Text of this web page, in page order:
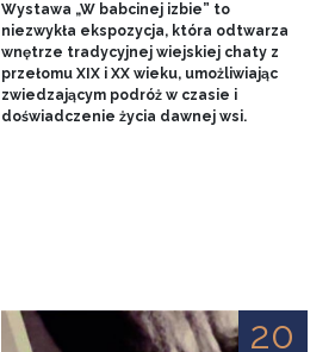
Wystawa „W babcinej izbie” to
niezwykła ekspozycja, która odtwarza
wnętrze tradycyjnej wiejskiej chaty z
przełomu XIX i XX wieku, umożliwiając
zwiedzającym podróż w czasie i
doświadczenie życia dawnej wsi.
20